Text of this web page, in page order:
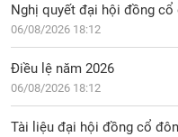
Nghị quyết đại hội đồng
06/08/2026 18:12
Điều lệ năm 2026
06/08/2026 18:12
Tài liệu đại hội đồng cổ